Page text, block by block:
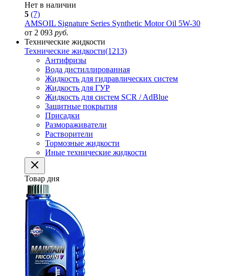
Нет в наличии
5 (7)
AMSOIL Signature Series Synthetic Motor Oil 5W-30
от 2 093 руб.
Технические жидкости
Технические жидкости(1213)
Антифризы
Вода дистиллированная
Жидкость для гидравлических систем
Жидкость для ГУР
Жидкость для систем SCR / AdBlue
Защитные покрытия
Присадки
Размораживатели
Растворители
Тормозные жидкости
Иные технические жидкости
Товар дня